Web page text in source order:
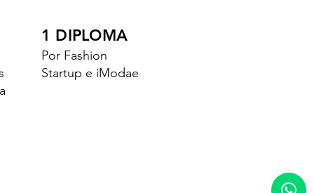
1 DIPLOMA
Por Fashion
Startup e iModae